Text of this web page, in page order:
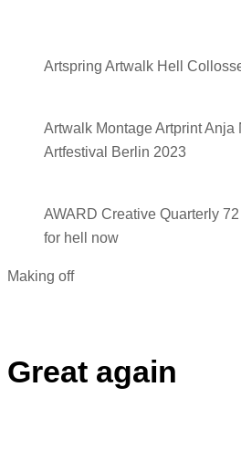
Artspring Artwalk Hell
Artwalk Montage Artprint Anja
Artfestival Berlin 2023
AWARD Creative Quarterly
for hell now
Making off
Great again